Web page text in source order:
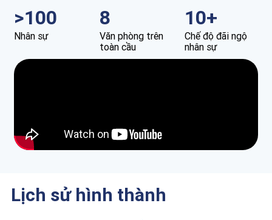
>100
Nhân sự
8
Văn phòng trên
toàn cầu
10+
Chế độ đãi ngộ
nhân sự
Lịch sử hình thành